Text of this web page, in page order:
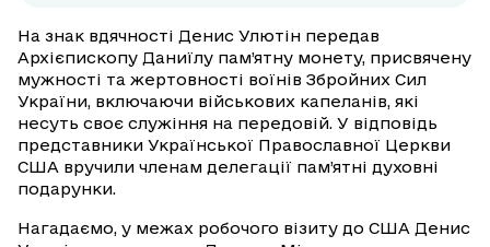
На знак вдячності Денис Улютін передав
Архієпископу Даниїлу пам’ятну монету, присвячену
мужності та жертовності воїнів Збройних Сил
України, включаючи військових капеланів, які
несуть своє служіння на передовій. У відповідь
представники Української Православної Церкви
США вручили членам делегації пам’ятні духовні
подарунки.
Нагадаємо, у межах робочого візиту до США Денис